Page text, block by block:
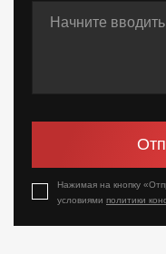
Нажимая на кнопку
условиями политики